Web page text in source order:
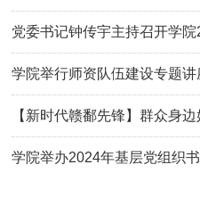
党委书记钟传宇主持召开学
作述职评议会议
学院举行师资队伍建设专题讲
【新时代赣鄱先锋】群众身
学院举办2024年基层党组织